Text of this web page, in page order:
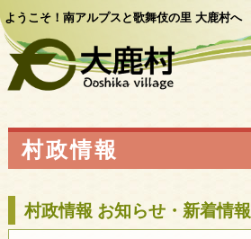
ようこそ！南アルプスと歌舞伎の里 大鹿村へ
村政情報
村政情報 お知らせ・新着情報